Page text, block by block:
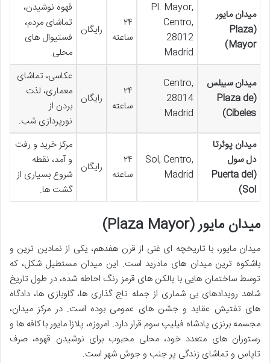
میدان مایور
(Plaza
Mayor)
Pl. Mayor,
Centro,
28012
Madrid
۲۴
ساعته
رایگان
قهوه نوشیدن،
تماشای مردم،
فستیوال های
محلی.
میدان سیبلس
(Plaza de
Cibeles)
Centro,
28014
Madrid
۲۴
ساعته
رایگان
عکاسی، تماشای
معماری، لذت
بردن از
نورپردازی شب.
میدان پوئرتا
دل سول
(Puerta del
Sol)
Sol, Centro,
Madrid
۲۴
ساعته
رایگان
مرکز خرید و رفت
و آمد، نقطه
شروع بسیاری از
گشت ها.
میدان مایور (Plaza Mayor)
میدان مایور، با تاریخچه ای غنی از قرن هفدهم، یکی از نمادین ترین و
باشکوه ترین میدان های مادرید است. این میدان مستطیل شکل، که
توسط ساختمان هایی با بالکن های قرمز رنگ احاطه شده، در طول تاریخ
شاهد رویدادهای بی شماری از جمله تاج گذاری ها، گاوبازی ها، دادگاه
های تفتیش عقاید و جشن های عمومی بوده است. در مرکز میدان،
مجسمه برنزی پادشاه فیلیپ سوم قرار دارد. امروزه، پلازا مایور با کافه ها و
رستوران های متعدد خود، محلی محبوب برای نوشیدن قهوه، صرف
تاپاس و تماشای زندگی پر جنب و جوش شهر است.